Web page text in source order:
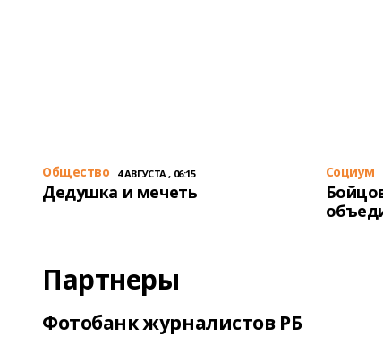
Общество 4 АВГУСТА , 06:15
Дедушка и мечеть
Cоциум
Партнеры
Фотобанк журналистов РБ